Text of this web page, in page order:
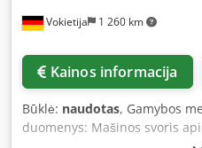
Vokietija 1 260 km
Kainos informacija
Būklė: naudotas, Gamybos
duomenys: Mašinos svoris